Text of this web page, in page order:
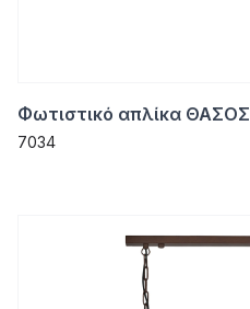
Φωτιστικό απλίκα ΘΑΣΟΣ
7034